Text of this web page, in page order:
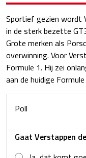
Sportief gezien wordt
in de sterk bezette
Grote merken als
overwinning. Voor
Formule 1. Hij zei
aan de huidige
Poll
Gaat Verstappen